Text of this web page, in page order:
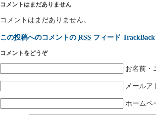
コメントはまだありません
コメントはまだありません。
この投稿へのコメントの RSS フィード
コメントをどうぞ
お名前・
メールア
ホームペ